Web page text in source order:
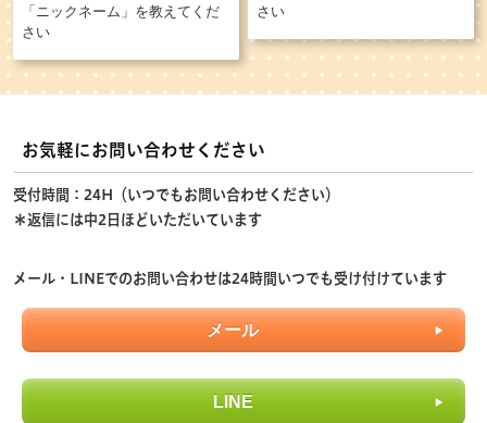
「ニックネーム」を教えてくだ
さい
さい
お気軽にお問い合わせください
受付時間：24H（いつでもお問い合わせください）
＊返信には中2日ほどいただいています
メール・LINEでのお問い合わせは24時間いつでも受け付けています
メール
LINE